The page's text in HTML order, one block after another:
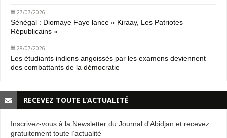
27/07/2026
Sénégal : Diomaye Faye lance « Kiraay, Les Patriotes
Républicains »
28/07/2026
Les étudiants indiens angoissés par les examens deviennent
des combattants de la démocratie
RECEVEZ TOUTE L’ACTUALITÉ
Inscrivez-vous à la Newsletter du Journal d'Abidjan et recevez
gratuitement toute l’actualité